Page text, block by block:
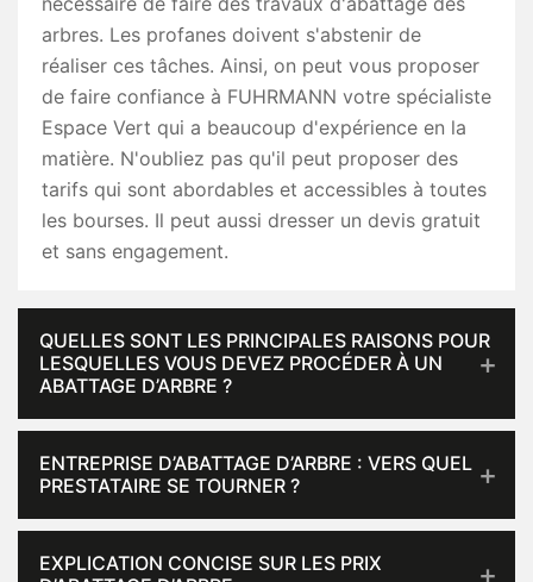
arbres. Les profanes doivent s'abstenir de
réaliser ces tâches. Ainsi, on peut vous proposer
de faire confiance à FUHRMANN votre spécialiste
Espace Vert qui a beaucoup d'expérience en la
matière. N'oubliez pas qu'il peut proposer des
tarifs qui sont abordables et accessibles à toutes
les bourses. Il peut aussi dresser un devis gratuit
et sans engagement.
QUELLES SONT LES PRINCIPALES RAISONS POUR
LESQUELLES VOUS DEVEZ PROCÉDER À UN
ABATTAGE D’ARBRE ?
ENTREPRISE D’ABATTAGE D’ARBRE : VERS QUEL
PRESTATAIRE SE TOURNER ?
EXPLICATION CONCISE SUR LES PRIX